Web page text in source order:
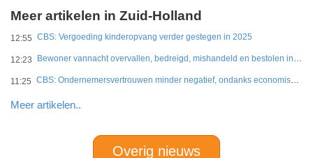
Meer artikelen in Zuid-Holland
12:55 CBS: Vergoeding kinderopvang verder gestegen in 2025
12:23 Bewoner vannacht overvallen, bedreigd, mishandeld en bestolen in Leidschendam
11:25 CBS: Ondernemersvertrouwen minder negatief, ondanks economische onzekerheid
Meer artikelen..
Overig nieuws